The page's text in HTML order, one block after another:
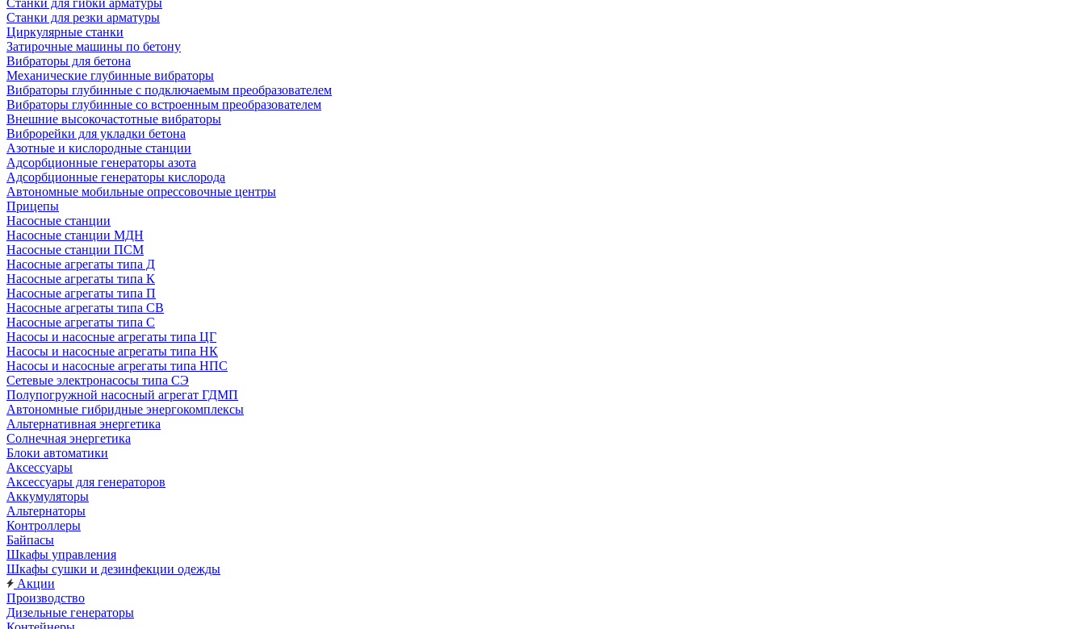
Станки для гибки арматуры
Станки для резки арматуры
Циркулярные станки
Затирочные машины по бетону
Вибраторы для бетона
Механические глубинные вибраторы
Вибраторы глубинные с подключаемым преобразователем
Вибраторы глубинные со встроенным преобразователем
Внешние высокочастотные вибраторы
Виброрейки для укладки бетона
Азотные и кислородные станции
Адсорбционные генераторы азота
Адсорбционные генераторы кислорода
Автономные мобильные опрессовочные центры
Прицепы
Насосные станции
Насосные станции МДН
Насосные станции ПСМ
Насосные агрегаты типа Д
Насосные агрегаты типа К
Насосные агрегаты типа П
Насосные агрегаты типа СВ
Насосные агрегаты типа С
Насосы и насосные агрегаты типа ЦГ
Насосы и насосные агрегаты типа НК
Насосы и насосные агрегаты типа НПС
Сетевые электронасосы типа СЭ
Полупогружной насосный агрегат ГДМП
Автономные гибридные энергокомплексы
Альтернативная энергетика
Солнечная энергетика
Блоки автоматики
Аксессуары
Аксессуары для генераторов
Аккумуляторы
Альтернаторы
Контроллеры
Байпасы
Шкафы управления
Шкафы сушки и дезинфекции одежды
Акции
Производство
Дизельные генераторы